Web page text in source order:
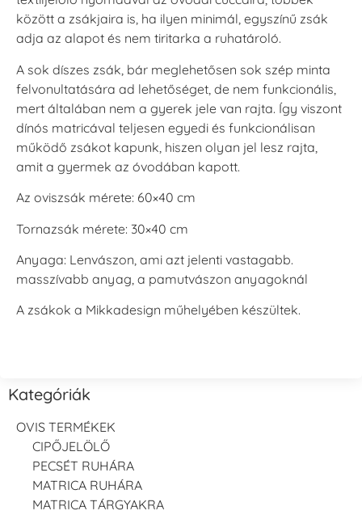
között a zsákjaira is, ha ilyen minimál, egyszínű zsák
adja az alapot és nem tiritarka a ruhatároló.
A sok díszes zsák, bár meglehetősen sok szép minta
felvonultatására ad lehetőséget, de nem funkcionális,
mert általában nem a gyerek jele van rajta. Így viszont
dínós matricával teljesen egyedi és funkcionálisan
működő zsákot kapunk, hiszen olyan jel lesz rajta,
amit a gyermek az óvodában kapott.
Az oviszsák mérete: 60×40 cm
Tornazsák mérete: 30×40 cm
Anyaga: Lenvászon, ami azt jelenti vastagabb.
masszívabb anyag, a pamutvászon anyagoknál
A zsákok a Mikkadesign műhelyében készültek.
Kategóriák
OVIS TERMÉKEK
CIPŐJELÖLŐ
PECSÉT RUHÁRA
MATRICA RUHÁRA
MATRICA TÁRGYAKRA